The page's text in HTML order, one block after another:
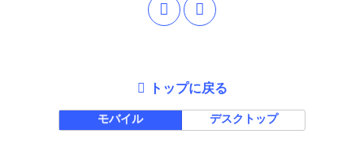
トップに戻る
モバイル デスクトップ